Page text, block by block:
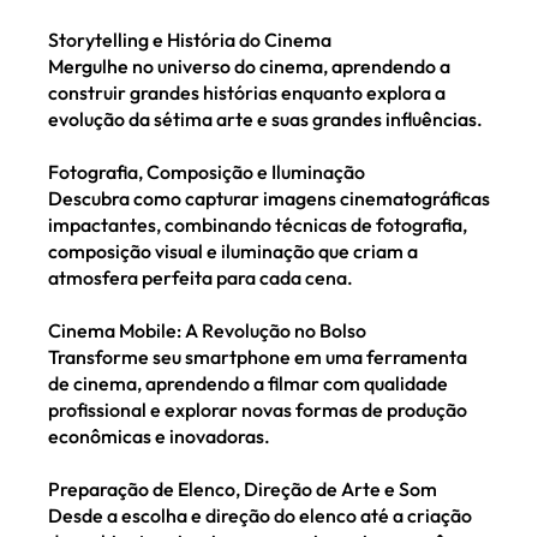
Storytelling e História do Cinema
Mergulhe no universo do cinema, aprendendo a
construir grandes histórias enquanto explora a
evolução da sétima arte e suas grandes influências.
Fotografia, Composição e Iluminação
Descubra como capturar imagens cinematográficas
impactantes, combinando técnicas de fotografia,
composição visual e iluminação que criam a
atmosfera perfeita para cada cena.
Cinema Mobile: A Revolução no Bolso
Transforme seu smartphone em uma ferramenta
de cinema, aprendendo a filmar com qualidade
profissional e explorar novas formas de produção
econômicas e inovadoras.
Preparação de Elenco, Direção de Arte e Som
Desde a escolha e direção do elenco até a criação